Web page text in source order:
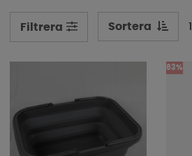
Filtrera Sortera
63%